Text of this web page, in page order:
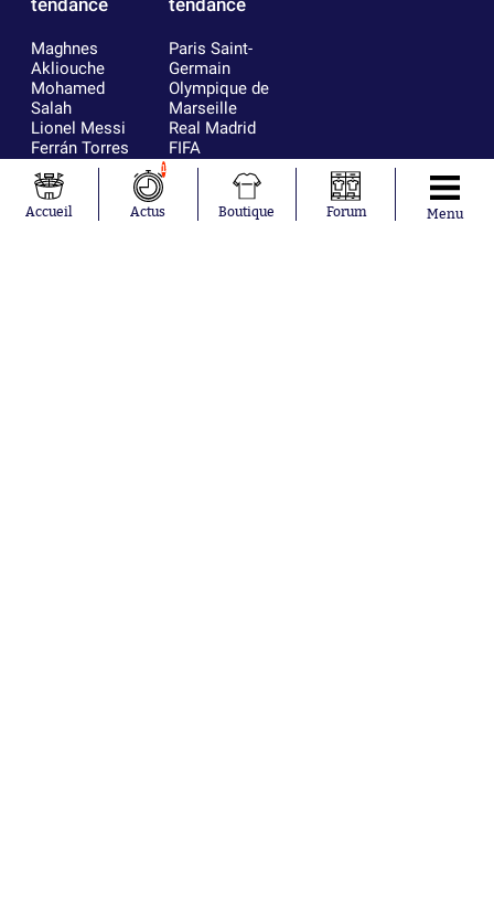
tendance
Maghnes
Akliouche
Mohamed
Salah
Lionel Messi
Ferrán Torres
Kilian Corredor
Franco
Mastantuono
Orel Mangala
tendance
Paris Saint-
Germain
Olympique de
Marseille
Real Madrid
FIFA
Olympique
AS Monaco
FC Barcelone
Accueil
1
Actus Boutique Forum Menu